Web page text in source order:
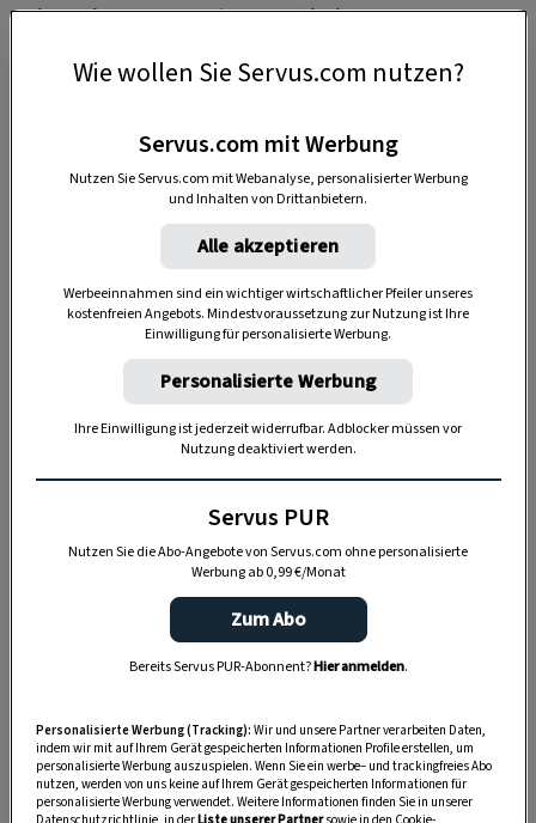
Die Sendung„Heimatleuchten“ist immerfreitags ab
Sendungen zum Nachsehen gibt es
Starke Frauen gehen ihren Weg
Im Herzen des Nationalparks Hohe Tauern
Matreisteht ein Traditionshaus: dasHotel
Hinteregger. Geführt wird das Hotel seit 15
Jahren vonKatharina Hradecky. 2003 hat sie das
Haus von ihrer MutterTheresia Hinteregger
übernommen. Eigentlich sollte ihr älterer
den Familienbetrieb überleben,
verunglückt. Somit wurde Katharina Hradecky
die vierte Frau der „Weiberwirtschaft“.
Wie wollen Sie Servus.com nutzen?
Servus.com mit Werbung
Nutzen Sie Servus.com mit Webanalyse, personalisierter Werbung
und Inhalten von Drittanbietern.
Alle akzeptieren
Werbeeinnahmen sind ein wichtiger wirtschaftlicher Pfeiler unseres
kostenfreien Angebots. Mindestvoraussetzung zur Nutzung ist Ihre
Einwilligung für personalisierte Werbung.
Personalisierte Werbung
Ihre Einwilligung ist jederzeit widerrufbar. Adblocker müssen vor
Nutzung deaktiviert werden.
Servus PUR
Nutzen Sie die Abo-Angebote von Servus.com ohne personalisierte
Werbung ab 0,99 €/Monat
Zum Abo
Bereits Servus PUR-Abonnent?Hier anmelden.
Personalisierte Werbung (Tracking): Wir und unsere Partner verarbeiten Daten,
indem wir mit auf Ihrem Gerät gespeicherten Informationen Profile erstellen, um
personalisierte Werbung auszuspielen. Wenn Sie ein werbe– und trackingfreies Abo
nutzen, werden von uns keine auf Ihrem Gerät gespeicherten Informationen für
personalisierte Werbung verwendet. Weitere Informationen finden Sie in unserer
Datenschutzrichtlinie, in derListe unserer Partnersowie in den Cookie-